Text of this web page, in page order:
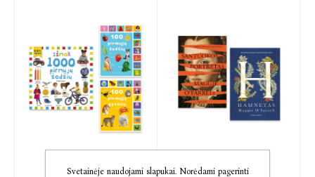
Svetainėje naudojami slapukai. Norėdami pagerinti